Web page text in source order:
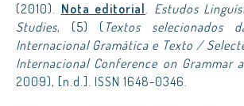
(2010). Nota editorial. Estudos
Studies, (5) ( Textos selecionados
Internacional Gramática e Texto /
Internacional Conference on Grammar
2009), [n.d.]. ISSN 1648-0346.